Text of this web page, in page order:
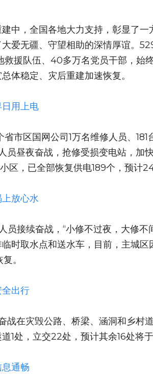
中，全国各地大力支持，彰显了
爱无疆、守望相助的深情厚谊。
救援队伍、40多万名党员干部，始
体稳定、灾后重建加速恢复。
用上电
市区国网公司1万名维修人员、
员昼夜奋战，抢修受损变电站，加
区，已全部恢复供电189个，预计24
放心水
员接续奋战，“小修不过夜，大修不
时取水点和送水车，目前，主城区
。
出行
战在灾毁公路、桥梁、涵洞和乡村
1处，立交22处，预计其余16处将
通畅